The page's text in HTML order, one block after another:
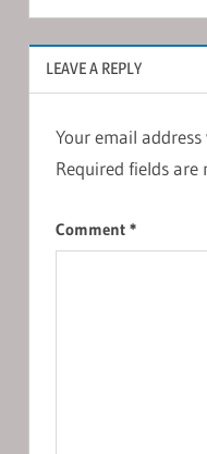
LEAVE A REPLY
Your email
Required fields are
Comment *